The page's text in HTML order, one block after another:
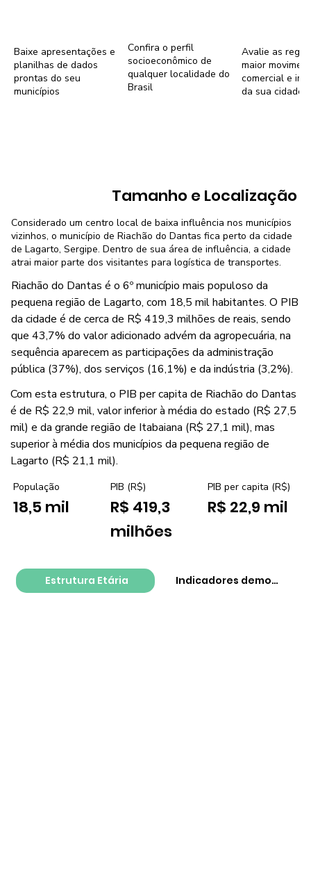
Baixe apresentações e
planilhas de dados
prontas do seu
municípios
Confira o perfil
socioeconômico de
qualquer localidade do
Brasil
Avalie as
maior
comercial e
da sua cidade
Estrutura Etária Indicadores
Tamanho e Localização
Considerado um centro local de baixa influência nos municípios
vizinhos, o município de Riachão do Dantas fica perto da cidade
de Lagarto, Sergipe. Dentro de sua área de influência, a cidade
atrai maior parte dos visitantes para logística de transportes.
Riachão do Dantas é o 6º município mais populoso da
pequena região de Lagarto, com 18,5 mil habitantes. O PIB
da cidade é de cerca de R$ 419,3 milhões de reais, sendo
que 43,7% do valor adicionado advém da agropecuária, na
sequência aparecem as participações da administração
pública (37%), dos serviços (16,1%) e da indústria (3,2%).
Com esta estrutura, o PIB per capita de Riachão do Dantas
é de R$ 22,9 mil, valor inferior à média do estado (R$ 27,5
mil) e da grande região de Itabaiana (R$ 27,1 mil), mas
superior à média dos municípios da pequena região de
Lagarto (R$ 21,1 mil).
População
18,5 mil
PIB (R$)
R$ 419,3
milhões
PIB per capita (R$)
R$ 22,9 mil